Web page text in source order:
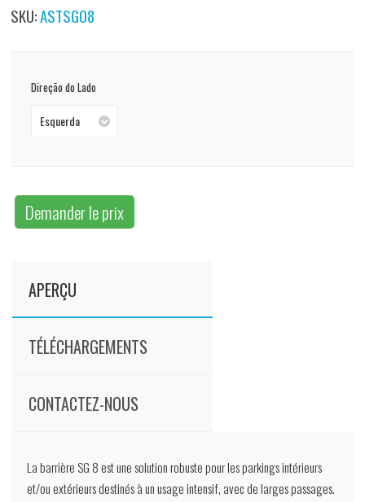
SKU:ASTSG08
Direção do Lado
Esquerda
Demander le prix
APERÇU
TÉLÉCHARGEMENTS
CONTACTEZ-NOUS
La barrière SG 8 est une solution robuste pour les parkings intérieurs
et/ou extérieurs destinés à un usage intensif, avec de larges passages.